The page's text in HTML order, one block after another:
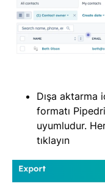
Dışa aktarma
formatı
uyumludur.
tıklayın